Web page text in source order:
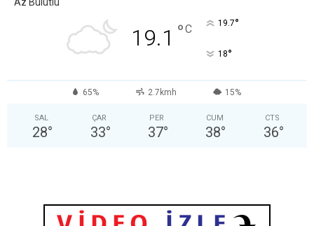
19.1 °C 19.7°
18°
65% 2.7kmh 15%
SAL
28°
ÇAR
33°
PER
37°
CUM
38°
CTS
36°